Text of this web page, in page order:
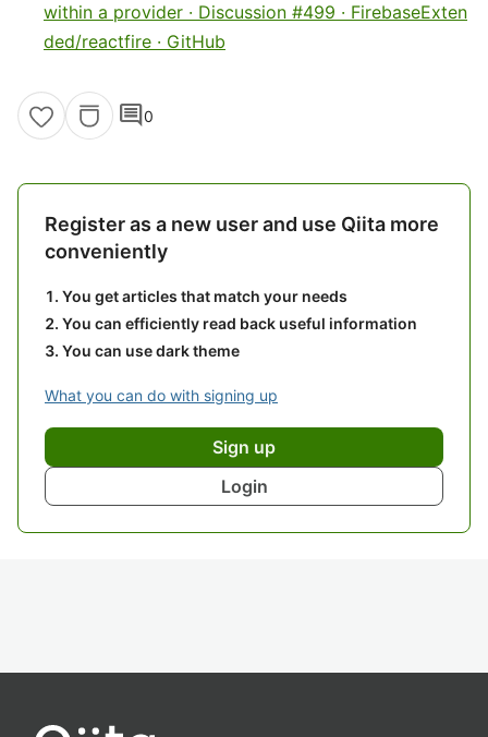
within a provider · Discussion #499 · FirebaseExten
ded/reactfire · GitHub
comment0
Register as a new user and use Qiita more
conveniently
You get articles that match your needs
You can efficiently read back useful information
You can use dark theme
What you can do with signing up
Sign up
Login